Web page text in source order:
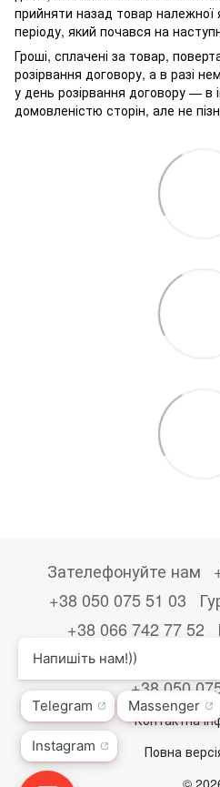
прийняти назад товар належної
періоду, який почався на
Гроші, сплачені за товар,
розірвання договору, а в разі
у день розірвання договору — в
домовленістю сторін, але не
Зателефонуйте нам
+38 050 075 51 03
+38 066 742 77 52
+48533867723
+38 050
Контактна
Повна
©